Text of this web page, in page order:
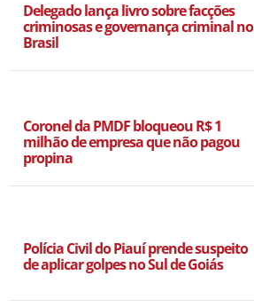
Delegado lança livro sobre facções
criminosas e governança criminal no
Brasil
Coronel da PMDF bloqueou R$ 1
milhão de empresa que não pagou
propina
Polícia Civil do Piauí prende suspeito
de aplicar golpes no Sul de Goiás